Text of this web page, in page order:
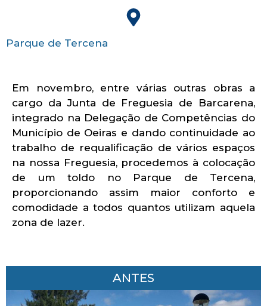
Parque de Tercena
Em novembro, entre várias outras obras a
cargo da Junta de Freguesia de Barcarena,
integrado na Delegação de Competências do
Município de Oeiras e dando continuidade ao
trabalho de requalificação de vários espaços
na nossa Freguesia, procedemos à colocação
de um toldo no Parque de Tercena,
proporcionando assim maior conforto e
comodidade a todos quantos utilizam aquela
zona de lazer.
ANTES